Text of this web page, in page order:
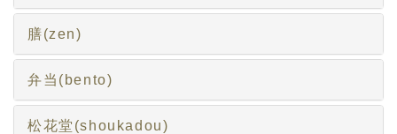
膳(zen)
弁当(bento)
松花堂(shoukadou)